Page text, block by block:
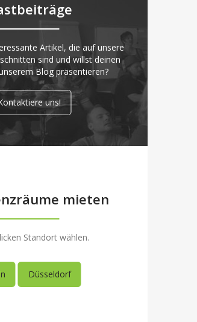
Artikel, die auf unsere
sind und willst deinen
Blog präsentieren?
uns!
mieten
Standort wählen.
Düsseldorf